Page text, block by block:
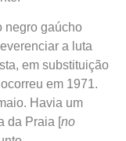
negro gaúcho
a luta
em substituição
em 1971.
Havia um
da Praia [no